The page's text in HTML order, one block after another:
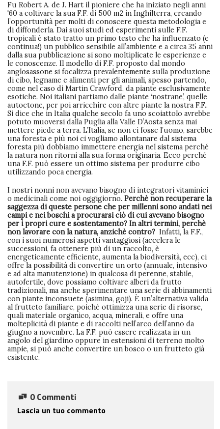
Fu Robert A. de J. Hart il pioniere che ha iniziato negli anni
'60 a coltivare la sua F.F. di 500 m2 in Inghilterra, creando
l’opportunità per molti di conoscere questa metodologia e
di diffonderla. Dai suoi studi ed esperimenti sulle F.F.
tropicali è stato tratto un primo testo che ha influenzato (e
continua!) un pubblico sensibile all’ambiente e a circa 35 anni
dalla sua pubblicazione si sono moltiplicate le esperienze e
le conoscenze. Il modello di F.F. proposto dal mondo
anglosassone si focalizza prevalentemente sulla produzione
di cibo, legname e alimenti per gli animali, spesso partendo,
come nel caso di Martin Crawford, da piante esclusivamente
esotiche. Noi italiani partiamo dalle piante ‘nostrane’, quelle
autoctone, per poi arricchire con altre piante la nostra F.F..
Si dice che in Italia qualche secolo fa uno scoiattolo avrebbe
potuto muoversi dalla Puglia alla Valle D’Aosta senza mai
mettere piede a terra. L’Italia, se non ci fosse l’uomo, sarebbe
una foresta e più noi ci vogliamo allontanare dal sistema
foresta più dobbiamo immettere energia nel sistema perché
la natura non ritorni alla sua forma originaria. Ecco perché
una F.F. può essere un ottimo sistema per produrre cibo
utilizzando poca energia.
I nostri nonni non avevano bisogno di integratori vitaminici
o medicinali come noi oggigiorno. Perchè non recuperare la
saggezza di queste persone che per millenni sono andati nei
campi e nei boschi a procurarsi ciò di cui avevano bisogno
per i propri cure e sostentamento? In altri termini, perchè
non lavorare con la natura, anzichè contro? Infatti, la F.F.,
con i suoi numerosi aspetti vantaggiosi (accelera le
successioni, fa ottenere più di un raccolto, è
energeticamente efficiente, aumenta la biodiversità, ecc), ci
offre la possibilità di convertire un orto (annuale, intensivo
e ad alta manutenzione) in qualcosa di perenne, stabile,
autofertile, dove possiamo coltivare alberi da frutto
tradizionali, ma anche sperimentare una serie di abbinamenti
con piante inconsuete (asimina, goji). È un’alternativa valida
al frutteto familiare, poiché ottimizza una serie di risorse,
quali materiale organico, acqua, minerali, e offre una
molteplicità di piante e di raccolti nell’arco dell’anno da
giugno a novembre. La F.F. può essere realizzata in un
angolo del giardino oppure in estensioni di terreno molto
ampie, si può anche convertire un bosco o un frutteto già
esistente.
0 Commenti
Lascia un tuo commento